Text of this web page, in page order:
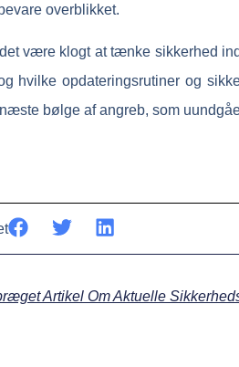
overblikket.
være klogt at tænke sikkerhed
hvilke opdateringsrutiner og
bølge af angreb, som